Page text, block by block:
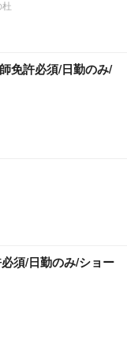
免許必須/日勤のみ/
須/日勤のみ/ショー